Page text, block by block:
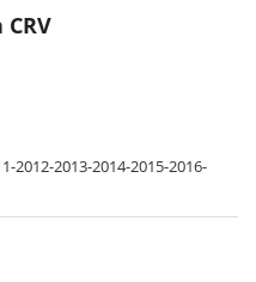
2012-2013-2014-2015-2016-